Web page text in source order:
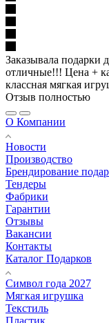
Заказывала подарки
отличные!!! Цена +
классная мягкая
Отзыв полностью
О Компании
Новости
Производство
Брендирование
Тендеры
Фабрики
Гарантии
Отзывы
Вакансии
Контакты
Каталог Подарков
Символ года 2027
Мягкая игрушка
Текстиль
Пластик